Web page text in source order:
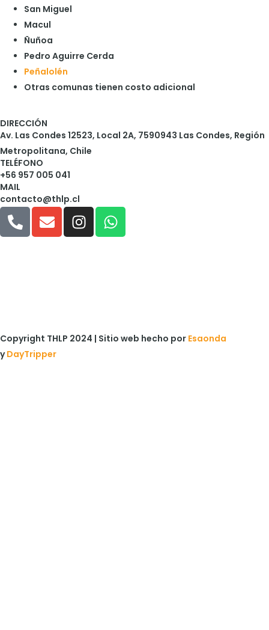
San Miguel
Macul
Ñuñoa
Pedro Aguirre Cerda
Peñalolén
Otras comunas tienen costo adicional
DIRECCIÓN
Av. Las Condes 12523, Local 2A, 7590943 Las Condes, Región
Metropolitana, Chile
TELÉFONO
+56 957 005 041
MAIL
contacto@thlp.cl
Copyright THLP 2024 | Sitio web hecho por Esaonda
yDayTripper